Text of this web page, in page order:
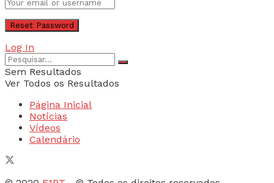
Log In
Sem Resultados
Ver Todos os Resultados
Página Inicial
Notícias
Vídeos
Calendário